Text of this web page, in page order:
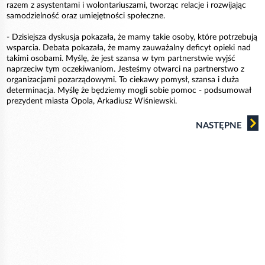
razem z asystentami i wolontariuszami, tworząc relacje i rozwijając
samodzielność oraz umiejętności społeczne.
- Dzisiejsza dyskusja pokazała, że mamy takie osoby, które potrzebują
wsparcia. Debata pokazała, że mamy zauważalny deficyt opieki nad
takimi osobami. Myślę, że jest szansa w tym partnerstwie wyjść
naprzeciw tym oczekiwaniom. Jesteśmy otwarci na partnerstwo z
organizacjami pozarządowymi. To ciekawy pomysł, szansa i duża
determinacja. Myślę że będziemy mogli sobie pomoc - podsumował
prezydent miasta Opola, Arkadiusz Wiśniewski.
NASTĘPNE